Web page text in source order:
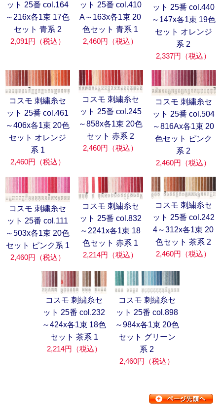
ット 25番 col.164
～216x各1束 17色
セット 青系 2
2,091円（税込）
ット 25番 col.410
A～163x各1束 20
色セット 青系 1
2,460円（税込）
ット 25番 col.440
～147x各1束 19色
セット オレンジ
系 2
2,337円（税込）
コスモ 刺繍糸セ
ット 25番 col.461
～406x各1束 20色
セット オレンジ
系 1
2,460円（税込）
コスモ 刺繍糸セ
ット 25番 col.245
～858x各1束 20色
セット 赤系 2
2,460円（税込）
コスモ 刺繍糸セ
ット 25番 col.504
～816Ax各1束 20
色セット ピンク
系 2
2,460円（税込）
コスモ 刺繍糸セ
ット 25番 col.111
～503x各1束 20色
セット ピンク系 1
2,460円（税込）
コスモ 刺繍糸セ
ット 25番 col.832
～2241x各1束 18
色セット 赤系 1
2,214円（税込）
コスモ 刺繍糸セ
ット 25番 col.242
4～312x各1束 20
色セット 茶系 2
2,460円（税込）
コスモ 刺繍糸セ
ット 25番 col.232
～424x各1束 18色
セット 茶系 1
2,214円（税込）
コスモ 刺繍糸セ
ット 25番 col.898
～984x各1束 20色
セット グリーン
系 2
2,460円（税込）